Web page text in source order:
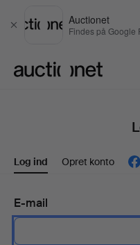
Luk
Auctionet
Findes på Google
Log ind Opret konto
E-mail